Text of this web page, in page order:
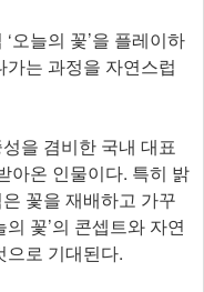
오늘의 꽃’을 플레이하
는 과정을 자연스럽
을 겸비한 국내 대표
아온 인물이다. 특히 밝
꽃을 재배하고 가꾸
꽃’의 콘셉트와 자연
으로 기대된다.